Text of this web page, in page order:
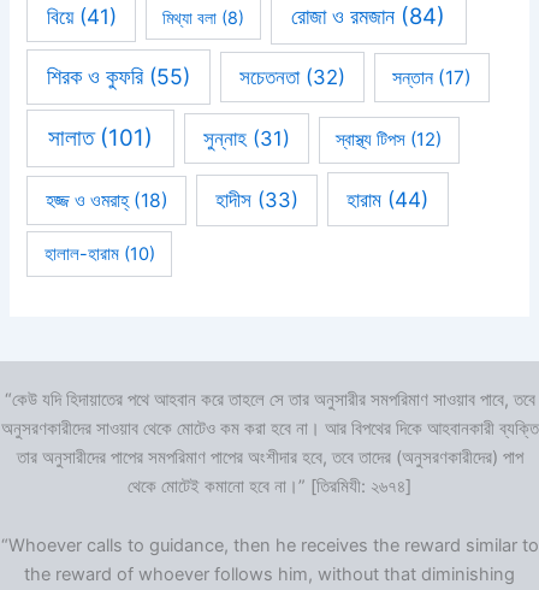
বিয়ে(41) মিথ্যা বলা(8) রোজা ও রমজান (84)
শিরক ও কুফরি(55) সচেতনতা(32) সন্তান(17)
সালাত(101) সুন্নাহ (31) স্বাস্থ্য টিপস (12)
হজ্জ ও ওমরাহ্‌(18) হাদীস(33) হারাম (44)
হালাল-হারাম(10)
“কেউ যদি হিদায়াতের পথে আহবান করে তাহলে সে তার অনুসারীর সমপরিমাণ সাওয়াব পাবে, তবে
অনুসরণকারীদের সাওয়াব থেকে মোটেও কম করা হবে না। আর বিপথের দিকে আহবানকারী ব্যক্তি
তার অনুসারীদের পাপের সমপরিমাণ পাপের অংশীদার হবে, তবে তাদের (অনুসরণকারীদের) পাপ
থেকে মোটেই কমানো হবে না।” [তিরমিযী: ২৬৭৪]
“Whoever calls to guidance, then he receives the reward similar to
the reward of whoever follows him, without that diminishing